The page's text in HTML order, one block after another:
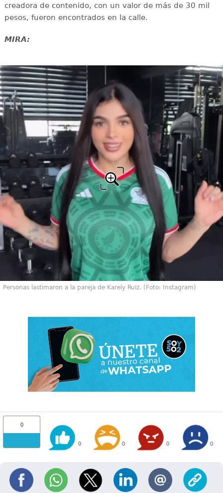
creadora de contenido, con un valor de más de 30 mil
pesos, fueron encontrados en la calle.
MIRA:
Personas lastimaron a la pareja de Karely Ruiz. (Foto: Instagram)
0
0 0 0 0